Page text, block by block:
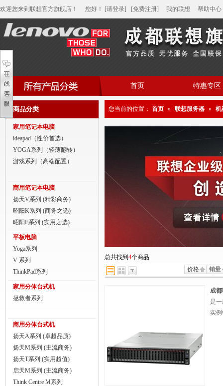
欢迎您来到联想官方旗舰店！ 您好 ！ [请登录] [免费注册] 我的联想 帮助中心
家用笔记本电脑
商用笔记本电脑
平板电脑
商用分体台式机
家用一体台式机
ThinkPad
ThinkStation工作站
联想服务器
首页 特惠专区
帮助中心
商品分类
家用笔记本电脑
ideapad（性价首选）
YOGA系列（轻薄翻转）
游戏系列（高端配置）
商用笔记本电脑
扬天V系列 (精彩商务)
昭阳K系列 (商务之选)
昭阳E系列 (实用之选)
平板电脑
Yoga系列
V 系列
ThinkPad系列
家用分体台式机
拯救者系列
商用分体台式机
扬天A系列 (卓越品质)
扬天M系列 (主流商务)
扬天T系列 (实用超值)
启天M系列 (主流商务)
Think Centre M系列
您当前的位置： 首页 » 联想服务器 » 机
总共找到 4个商品
价格
销量
成
是
实